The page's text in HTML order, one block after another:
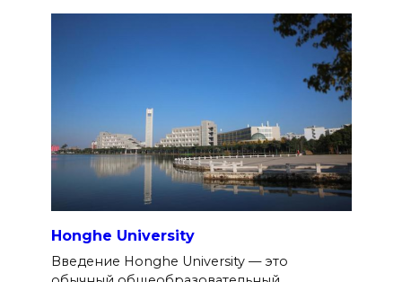
Honghe University
Введение Honghe University — это